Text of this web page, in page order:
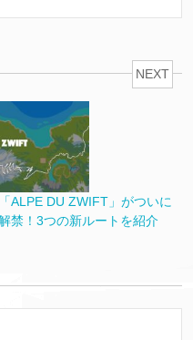
NEXT
「ALPE DU ZWIFT」がついに
禁！3つの新ルートを紹介